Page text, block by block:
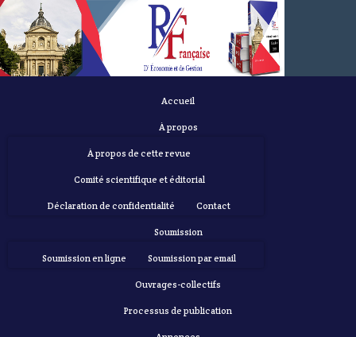
Accueil
À propos
À propos de cette revue
Comité scientifique et éditorial
Déclaration de confidentialité Contact
Soumission
Soumission en ligne Soumission par email
Ouvrages-collectifs
Processus de publication